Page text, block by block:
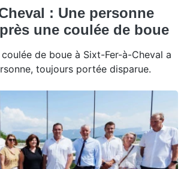
: Une personne
une coulée de boue
de boue à Sixt-Fer-à-Cheval a
toujours portée disparue.